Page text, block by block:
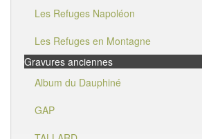
Les Refuges Napoléon
Les Refuges en Montagne
Gravures anciennes
Album du Dauphiné
GAP